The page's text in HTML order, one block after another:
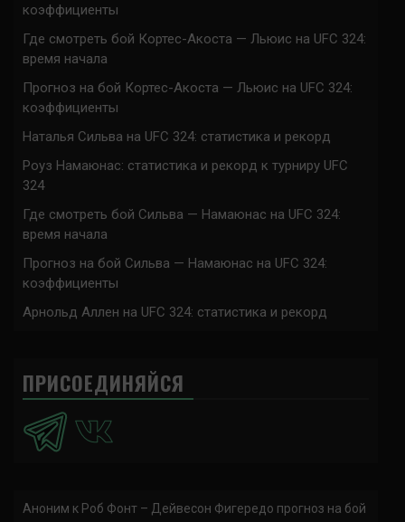
коэффициенты
Где смотреть бой Кортес-Акоста — Льюис на UFC 324:
время начала
Прогноз на бой Кортес-Акоста — Льюис на UFC 324:
коэффициенты
Наталья Сильва на UFC 324: статистика и рекорд
Роуз Намаюнас: статистика и рекорд к турниру UFC
324
Где смотреть бой Сильва — Намаюнас на UFC 324:
время начала
Прогноз на бой Сильва — Намаюнас на UFC 324:
коэффициенты
Арнольд Аллен на UFC 324: статистика и рекорд
ПРИСОЕДИНЯЙСЯ
Аноним к Роб Фонт – Дейвесон Фигередо прогноз на бой